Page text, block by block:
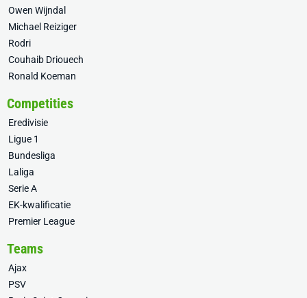
Owen Wijndal
Michael Reiziger
Rodri
Couhaib Driouech
Ronald Koeman
Competities
Eredivisie
Ligue 1
Bundesliga
Laliga
Serie A
EK-kwalificatie
Premier League
Teams
Ajax
PSV